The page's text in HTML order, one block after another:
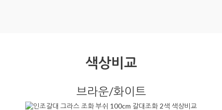
색상비교
브라운/화이트